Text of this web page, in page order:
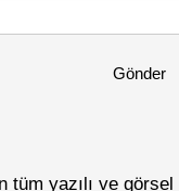
Gönder
tüm yazılı ve